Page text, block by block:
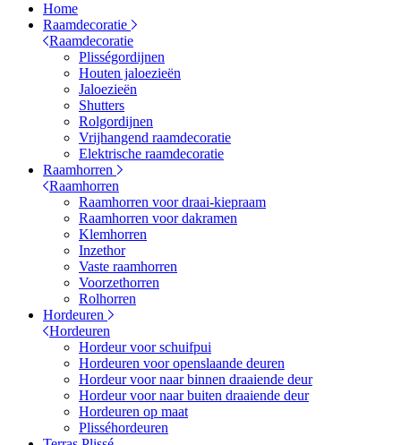
Home
Raamdecoratie
Raamdecoratie
Plisségordijnen
Houten jaloezieën
Jaloezieën
Shutters
Rolgordijnen
Vrijhangend raamdecoratie
Elektrische raamdecoratie
Raamhorren
Raamhorren
Raamhorren voor draai-kiepraam
Raamhorren voor dakramen
Klemhorren
Inzethor
Vaste raamhorren
Voorzethorren
Rolhorren
Hordeuren
Hordeuren
Hordeur voor schuifpui
Hordeuren voor openslaande deuren
Hordeur voor naar binnen draaiende deur
Hordeur voor naar buiten draaiende deur
Hordeuren op maat
Plisséhordeuren